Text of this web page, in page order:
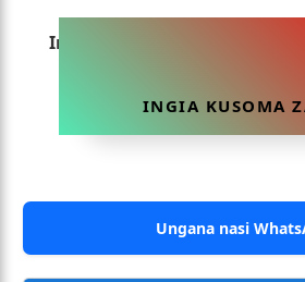
Ingia sasa ili uweze kusoma
INGIA KUSOMA
Ungana nasi